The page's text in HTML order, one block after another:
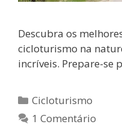
Descubra os
cicloturismo na
incríveis. Prepare-se
Categorias
Cicloturismo
1 Comentário